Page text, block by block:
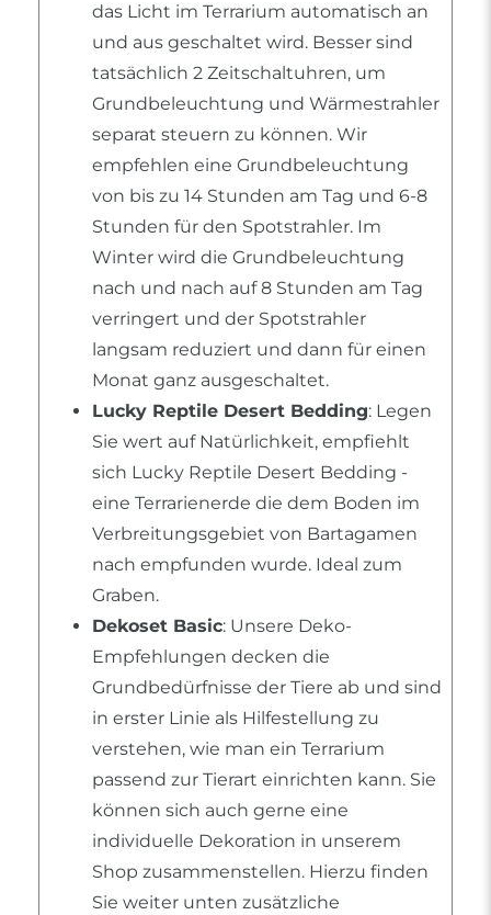
das Licht im Terrarium automatisch an
und aus geschaltet wird. Besser sind
tatsächlich 2 Zeitschaltuhren, um
Grundbeleuchtung und Wärmestrahler
separat steuern zu können. Wir
empfehlen eine Grundbeleuchtung
von bis zu 14 Stunden am Tag und 6-8
Stunden für den Spotstrahler. Im
Winter wird die Grundbeleuchtung
nach und nach auf 8 Stunden am Tag
verringert und der Spotstrahler
langsam reduziert und dann für einen
Monat ganz ausgeschaltet.
Lucky Reptile Desert Bedding: Legen
Sie wert auf Natürlichkeit, empfiehlt
sich Lucky Reptile Desert Bedding -
eine Terrarienerde die dem Boden im
Verbreitungsgebiet von Bartagamen
nach empfunden wurde. Ideal zum
Graben.
Dekoset Basic: Unsere Deko-
Empfehlungen decken die
Grundbedürfnisse der Tiere ab und sind
in erster Linie als Hilfestellung zu
verstehen, wie man ein Terrarium
passend zur Tierart einrichten kann. Sie
können sich auch gerne eine
individuelle Dekoration in unserem
Shop zusammenstellen. Hierzu finden
Sie weiter unten zusätzliche